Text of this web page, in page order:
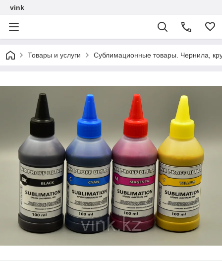
vink
Товары и услуги Сублимационные товары. Чернила,